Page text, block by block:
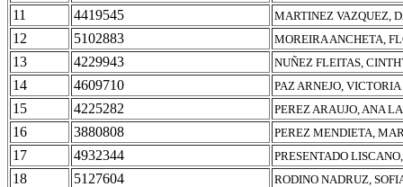
11 4419545 MARTINEZ VAZQUEZ,
12 5102883 MOREIRA ANCHETA,
13 4229943 NUÑEZ FLEITAS,
14 4609710 PAZ ARNEJO, VICTORIA
15 4225282 PEREZ ARAUJO, ANA
16 3880808 PEREZ MENDIETA,
17 4932344 PRESENTADO
18 5127604 RODINO NADRUZ,